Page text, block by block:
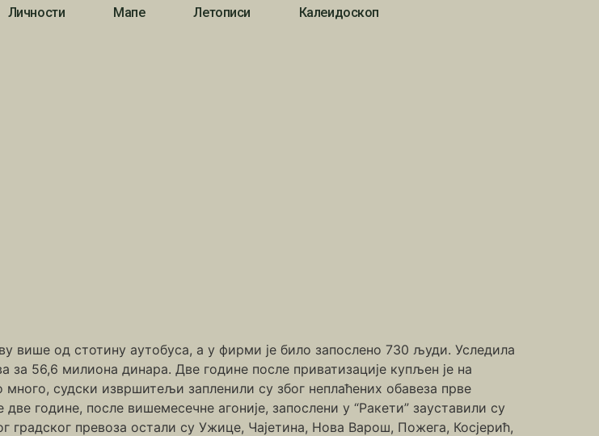
Личности Мапе Летописи
Калеидоскоп
више од стотину аутобуса, а у фирми је било запослено 730 људи. Уследила
56,6 милиона динара. Две године после приватизације купљен је на
много, судски извршитељи запленили су због неплаћених обавеза прве
године, после вишемесечне агоније, запослени у “Ракети” зауставили су
градског превоза остали су Ужице, Чајетина, Нова Варош, Пожега, Косјерић,